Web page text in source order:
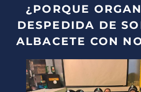
¿PORQUE
DESPEDIDA DE
ALBACETE CON